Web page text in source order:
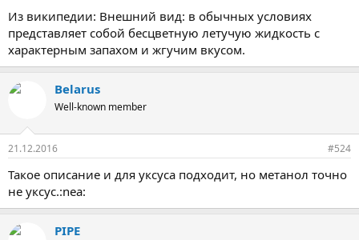
Из википедии: Внешний вид: в обычных условиях
представляет собой бесцветную летучую жидкость с
характерным запахом и жгучим вкусом.
Belarus
Well-known member
21.12.2016 #524
Такое описание и для уксуса подходит, но метанол точно
не уксус.:nea:
PIPE